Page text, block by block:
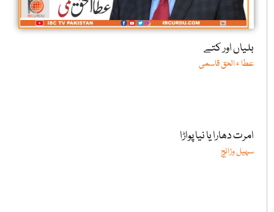
بلیاں اور کتے
عطا ء الحق قاسمی
امرت دھارا یا نیا پواڑا
سہیل وڑائچ